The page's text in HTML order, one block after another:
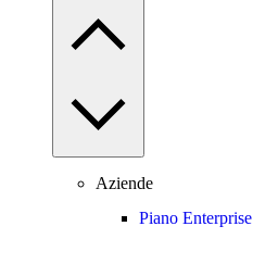
Aziende
Piano Enterprise